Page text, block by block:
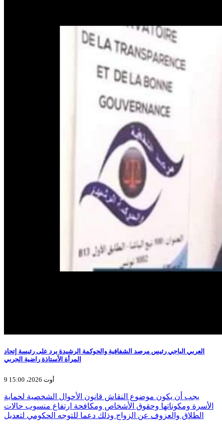
العربي الباجي رئيس مرصد الشفافية والحوكمة الرشيدة يرد على رئيسة إتحاد
المرأة الأستاذة راضية الجربي
9 أوت 2026، 15:00
يجب أن يكون موضوع النقاش قانون الأحوال الشخصية لحماية
الأسرة ومكوناتها وحقوق الأشخاص ومكافحة ارتفاع منسوب حالات
الطلاق والعزوف عن الزواج وذلك دعما للتوجه الحكومي لتعديل